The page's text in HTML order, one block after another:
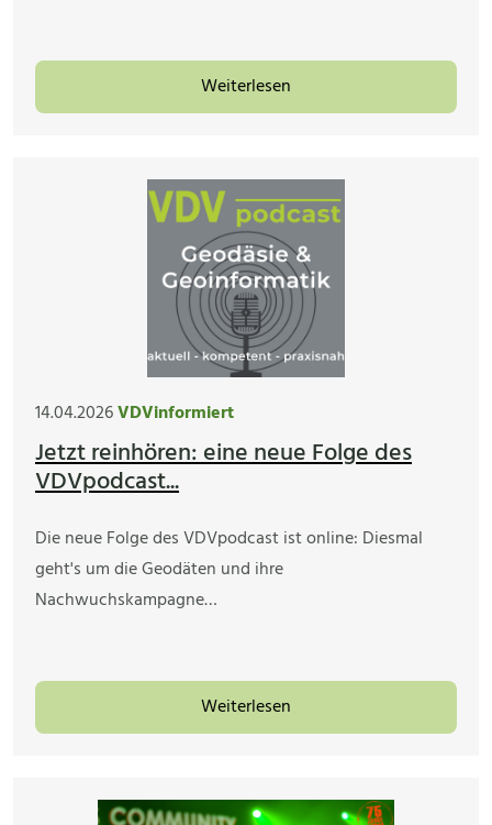
Weiterlesen
14.04.2026VDVinformiert
Jetzt reinhören: eine neue Folge des
VDVpodcast...
Die neue Folge des VDVpodcast ist online: Diesmal
geht's um die Geodäten und ihre
Nachwuchskampagne…
Weiterlesen